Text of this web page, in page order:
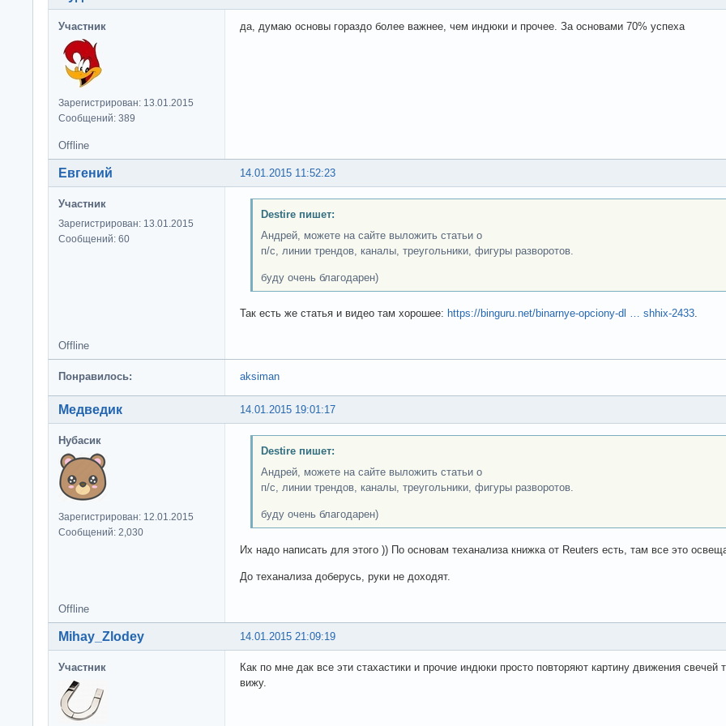
Участник
Зарегистрирован: 13.01.2015
Сообщений: 389
да, думаю основы гораздо более важнее, чем индюки и прочее. За основами 70% успеха
Offline
14.01.2015 11:52:23
Евгений
Участник
Зарегистрирован: 13.01.2015
Сообщений: 60
Destire пишет:
Андрей, можете на сайте выложить статьи о
п/с, линии трендов, каналы, треугольники, фигуры разворотов.
буду очень благодарен)
Так есть же статья и видео там хорошее: https://binguru.net/binarnye-opciony-dl … shhix-2433.
Offline
Понравилось: aksiman
14.01.2015 19:01:17
Медведик
Нубасик
Зарегистрирован: 12.01.2015
Сообщений: 2,030
Destire пишет:
Андрей, можете на сайте выложить статьи о
п/с, линии трендов, каналы, треугольники, фигуры разворотов.
буду очень благодарен)
Их надо написать для этого )) По основам теханализа книжка от Reuters есть, там все это
До теханализа доберусь, руки не доходят.
Offline
14.01.2015 21:09:19
Mihay_Zlodey
Участник
Как по мне дак все эти стахастики и прочие индюки просто повторяют картину движения
вижу.